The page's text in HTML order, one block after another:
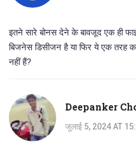
इतने सारे बोनस देने के बावजूद एक ही
बिजनेस डिसीजन है या फिर ये एक तरह
नहीं हैं?
Deepanker
जुलाई 5, 2024 AT